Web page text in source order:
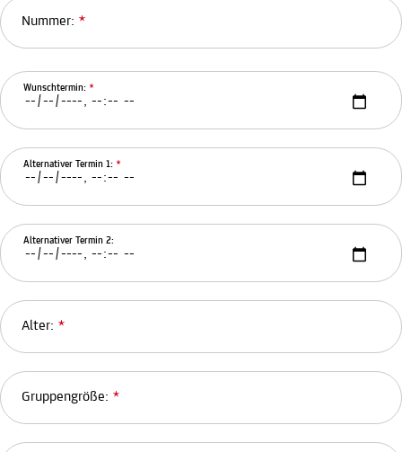
Nummer: *
Wunschtermin:*
Alternativer Termin 1:*
Alternativer Termin 2:
Alter: *
Gruppengröße: *